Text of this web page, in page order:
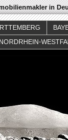
in
NORDRHEIN-